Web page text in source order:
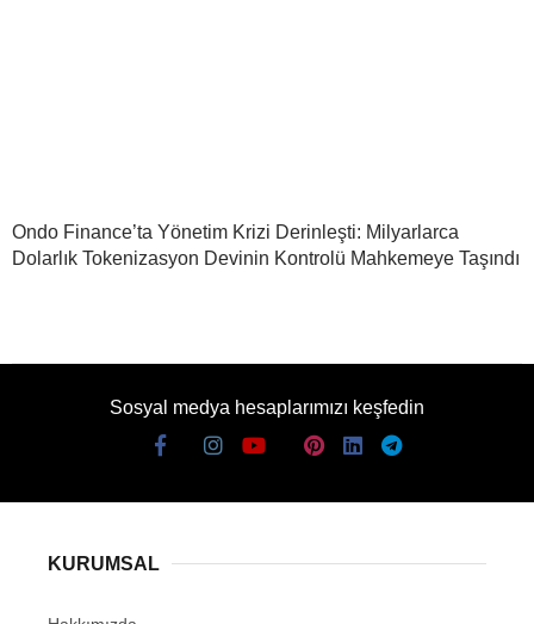
Ondo Finance’ta Yönetim Krizi Derinleşti: Milyarlarca
Dolarlık Tokenizasyon Devinin Kontrolü Mahkemeye Taşındı
Sosyal medya hesaplarımızı keşfedin
KURUMSAL